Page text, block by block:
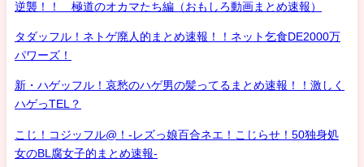
逆襲！！ 極道のオカマたち編（おもしろ動画まとめ速報）
タダッフル！ネトゲ廃人的まとめ速報！！ネット乞食DE2000万
パワーズ！
新・ハゲッフル！哀愁のハゲ男の髪ってるまとめ速報！！激しく
ハゲっTEL？
こじ！コジッフル@！-レズっ娘百合ネエ！こじらせ！50独身処
女のBL腐女子的まとめ速報-